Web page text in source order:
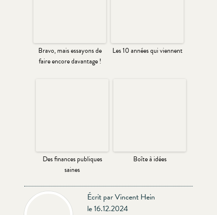
Bravo, mais essayons de
faire encore davantage !
Les 10 années qui viennent
Des finances publiques
saines
Boîte à idées
Écrit par Vincent Hein
le 16.12.2024